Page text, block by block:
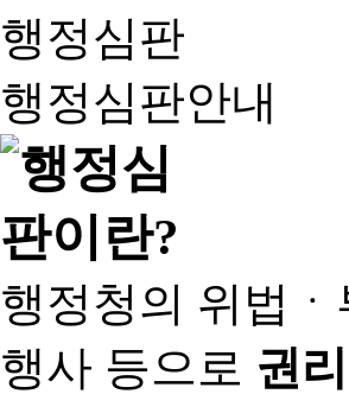
행정심판
행정심판안내
행정청의 위법
행사 등으로 권